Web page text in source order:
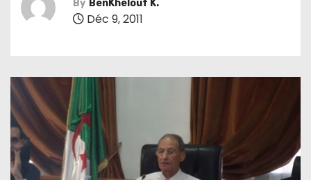
By BenKhelouf K.
Déc 9, 2011